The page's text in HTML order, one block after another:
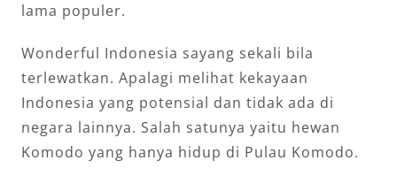
lama populer.
Wonderful Indonesia sayang sekali bila
terlewatkan. Apalagi melihat kekayaan
Indonesia yang potensial dan tidak ada di
negara lainnya. Salah satunya yaitu hewan
Komodo yang hanya hidup di Pulau Komodo.